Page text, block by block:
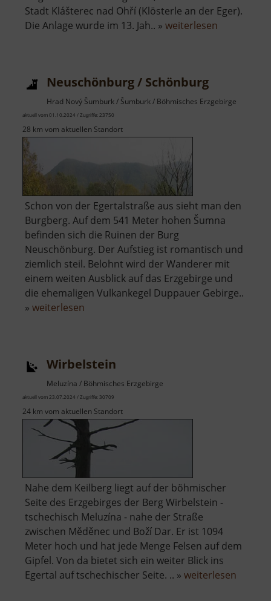
Stadt Klášterec nad Ohří (Klösterle an der Eger).
Die Anlage wurde im 13. Jah.. » weiterlesen
Neuschönburg / Schönburg
Hrad Nový Šumburk / Šumburk / Böhmisches Erzgebirge
aktuell vom 01.10.2024 / Zugriffe: 23750
28 km vom aktuellen Standort
Schon von der Egertalstraße aus sieht man den
Burgberg. Auf dem 541 Meter hohen Šumna
befinden sich die Ruinen der Burg
Neuschönburg. Der Aufstieg ist romantisch und
ziemlich steil. Belohnt wird der Wanderer mit
einem weiten Ausblick auf das Erzgebirge und
die ehemaligen Vulkankegel Duppauer Gebirge..
» weiterlesen
Wirbelstein
Meluzína / Böhmisches Erzgebirge
aktuell vom 23.07.2024 / Zugriffe: 30709
24 km vom aktuellen Standort
Nahe dem Keilberg liegt auf der böhmischer
Seite des Erzgebirges der Berg Wirbelstein -
tschechisch Meluzína - nahe der Straße
zwischen Měděnec und Boží Dar. Er ist 1094
Meter hoch und hat jede Menge Felsen auf dem
Gipfel. Von da bietet sich ein weiter Blick ins
Egertal auf tschechischer Seite. .. » weiterlesen